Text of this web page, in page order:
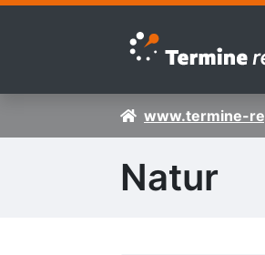
Zur Navigation springen
Zum Inhalt springen
www.termine-
Natur